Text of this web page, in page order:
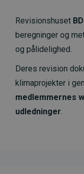
Revisionshuset
beregninger og
og pålidelighed.
Deres revision
klimaprojekter i
medlemmernes
udledninger.